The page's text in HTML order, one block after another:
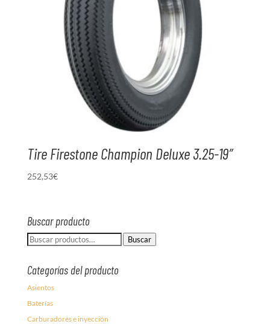
Tire Firestone Champion Deluxe 3.25-19″
252,53€
Buscar producto
Buscar
Buscar
Categorías del producto
Asientos
Baterías
Carburadores e inyección